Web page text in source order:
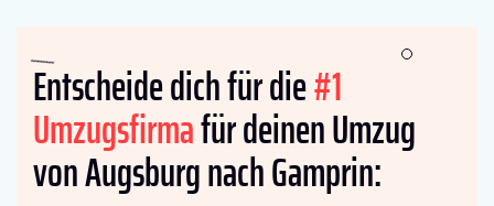
Entscheide dich für die#1
Umzugsfirmafür deinen Umzug
von Augsburg nach Gamprin: